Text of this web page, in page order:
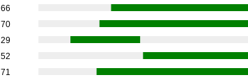
66
70
29
52
71